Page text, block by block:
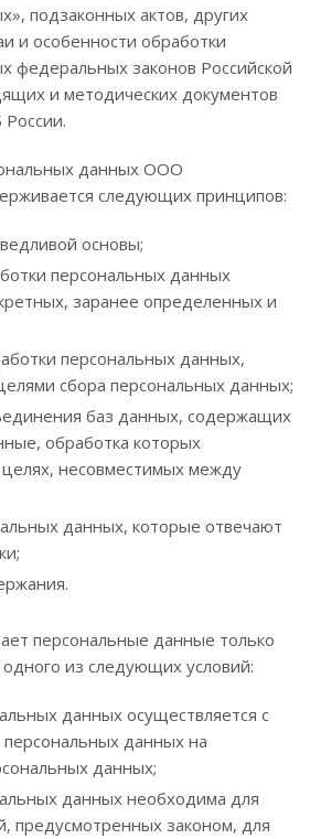
подзаконных актов, других
и особенности обработки
федеральных законов Российской
и методических документов
данных ООО
следующих принципов:
основы;
персональных данных
заранее определенных и
персональных данных,
сбора персональных данных;
баз данных, содержащих
обработка которых
целях, несовместимых между
данных, которые отвечают
персональные данные только
из следующих условий:
данных осуществляется с
персональных данных на
данных;
данных необходима для
предусмотренных законом, для